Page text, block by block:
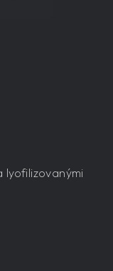
lyofilizovanými